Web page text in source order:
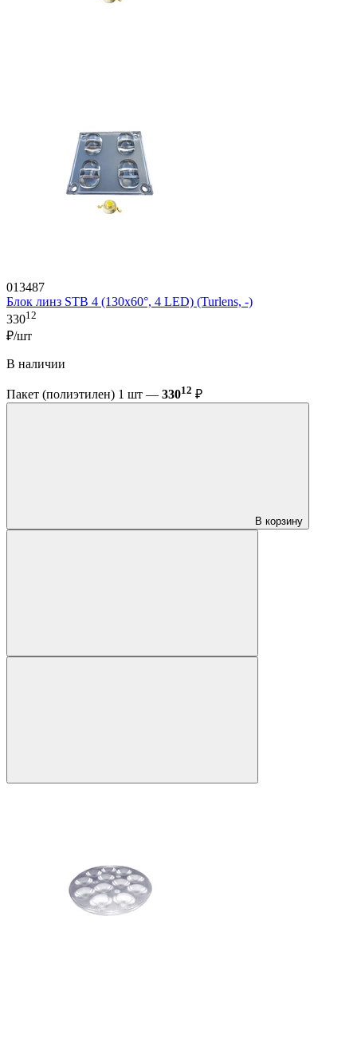
013487
Блок линз STB 4 (130x60°, 4 LED) (Turlens, -)
33012
₽/шт
В наличии
Пакет (полиэтилен) 1 шт — 33012 ₽
В корзину